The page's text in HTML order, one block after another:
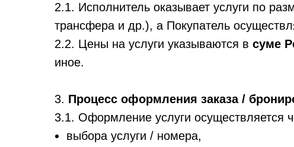
2.1. Исполнитель оказывает услуги по
трансфера и др.), а Покупатель
2.2. Цены на услуги указываются в суме
иное.
3. Процесс оформления заказа /
3.1. Оформление услуги осуществляется
выбора услуги / номера,